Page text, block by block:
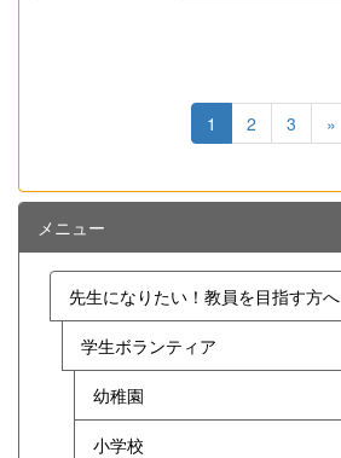
1 2 3 »
メニュー
先生になりたい！教員を目指す方へ
学生ボランティア
幼稚園
小学校